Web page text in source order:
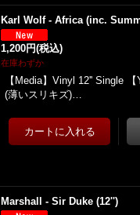
Karl Wolf - Africa (inc.
1,200円(税込)
在庫わずか
【Media】Vinyl 12'' Single
(薄いスリキズ)…
Marshall - Sir Duke (12'')